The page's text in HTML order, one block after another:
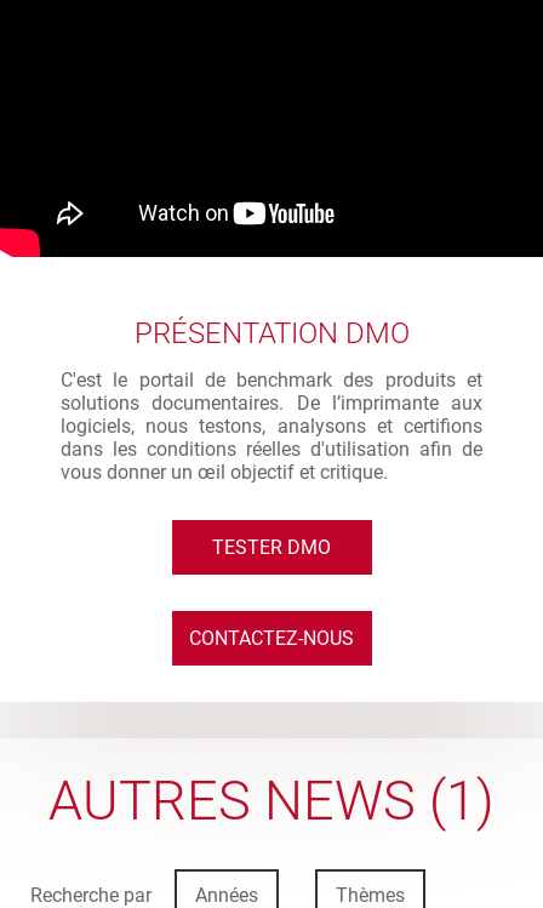
PRÉSENTATION DMO
C'est le portail de benchmark des produits et
solutions documentaires. De l’imprimante aux
logiciels, nous testons, analysons et certifions
dans les conditions réelles d'utilisation afin de
vous donner un œil objectif et critique.
TESTER DMO
CONTACTEZ-NOUS
AUTRES NEWS (1)
Recherche par Années Thèmes